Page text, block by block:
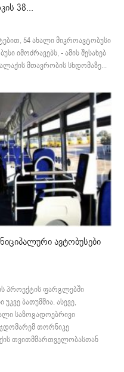
38...
54 ახალი მიკროავტობუსი
იმოძრავებს, - ამის შესახებ
მთავრობის სხდომაზე...
ავტობუსები
პროექტის ფარგლებში
ბათუმშია. ასევე,
საზოგადოებრივი
თორნიკე
თვითმმართველობასთან